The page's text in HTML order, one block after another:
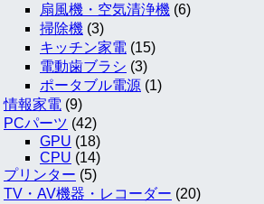
扇風機・空気清浄機 (6)
掃除機 (3)
キッチン家電 (15)
電動歯ブラシ (3)
ポータブル電源 (1)
情報家電 (9)
PCパーツ (42)
GPU (18)
CPU (14)
プリンター (5)
TV・AV機器・レコーダー (20)